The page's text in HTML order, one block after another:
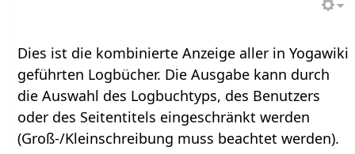
Dies ist die kombinierte Anzeige aller in Yogawiki
geführten Logbücher. Die Ausgabe kann durch
die Auswahl des Logbuchtyps, des Benutzers
oder des Seitentitels eingeschränkt werden
(Groß-/Kleinschreibung muss beachtet werden).